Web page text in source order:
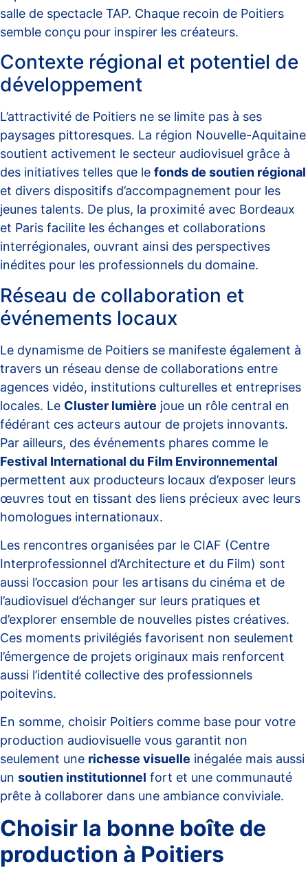
salle de spectacle TAP. Chaque recoin de Poitiers
semble conçu pour inspirer les créateurs.
Contexte régional et potentiel de
développement
L’attractivité de Poitiers ne se limite pas à ses
paysages pittoresques. La région Nouvelle-Aquitaine
soutient activement le secteur audiovisuel grâce à
des initiatives telles que le fonds de soutien régional
et divers dispositifs d’accompagnement pour les
jeunes talents. De plus, la proximité avec Bordeaux
et Paris facilite les échanges et collaborations
interrégionales, ouvrant ainsi des perspectives
inédites pour les professionnels du domaine.
Réseau de collaboration et
événements locaux
Le dynamisme de Poitiers se manifeste également à
travers un réseau dense de collaborations entre
agences vidéo, institutions culturelles et entreprises
locales. Le Cluster lumière joue un rôle central en
fédérant ces acteurs autour de projets innovants.
Par ailleurs, des événements phares comme le
Festival International du Film Environnemental
permettent aux producteurs locaux d’exposer leurs
œuvres tout en tissant des liens précieux avec leurs
homologues internationaux.
Les rencontres organisées par le CIAF (Centre
Interprofessionnel d’Architecture et du Film) sont
aussi l’occasion pour les artisans du cinéma et de
l’audiovisuel d’échanger sur leurs pratiques et
d’explorer ensemble de nouvelles pistes créatives.
Ces moments privilégiés favorisent non seulement
l’émergence de projets originaux mais renforcent
aussi l’identité collective des professionnels
poitevins.
En somme, choisir Poitiers comme base pour votre
production audiovisuelle vous garantit non
seulement une richesse visuelle inégalée mais aussi
un soutien institutionnel fort et une communauté
prête à collaborer dans une ambiance conviviale.
Choisir la bonne boîte de
production à Poitiers